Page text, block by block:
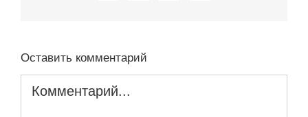
Оставить комментарий